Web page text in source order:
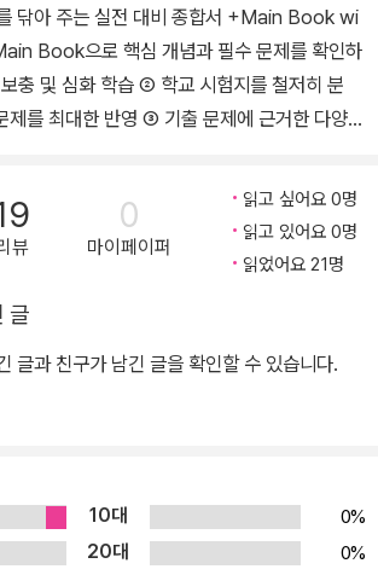
는 실전 대비 종합서 +Main Book wi
Book으로 핵심 개념과 필수 문제를 확인하
충 및 심화 학습 ➁ 학교 시험지를 철저히 분
제를 최대한 반영 ➂ 기출 문제에 근거한 다양한
하는 능력 기르기 ➂ QR코드 스캔으로
인
뷰
0
마이페이퍼
읽고 싶어요 0명
읽고 있어요 0명
읽었어요 21명
글
글과 친구가 남긴 글을 확인할 수 있습니다.
10대
0%
20대
0%